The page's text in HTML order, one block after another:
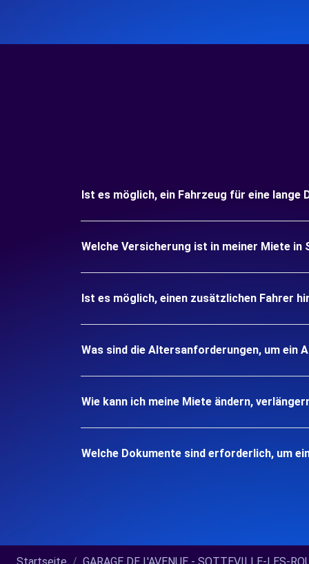
Ist es möglich, ein Fahrzeug für eine lange
Welche Versicherung ist in meiner Miete in
Ist es möglich, einen zusätzlichen Fahrer
Was sind die Altersanforderungen, um ein
Wie kann ich meine Miete ändern,
Welche Dokumente sind erforderlich, um